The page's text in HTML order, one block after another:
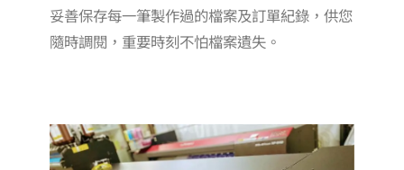
妥善保存每一筆製作過的檔案及訂單紀錄，供您
隨時調閱，重要時刻不怕檔案遺失。